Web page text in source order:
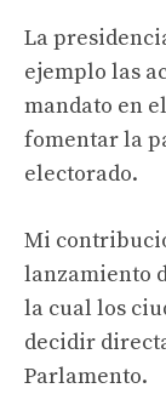
La
ejemplo las
mandato en
fomentar la
electorado.
Mi
lanzamiento
la cual los
decidir
Parlamento.